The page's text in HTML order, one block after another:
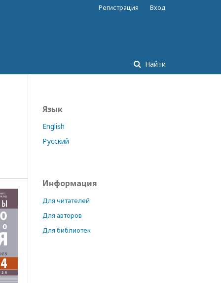
Найти
Регистрация Вход
Язык
English
Русский
Информация
Для читателей
Для авторов
Для библиотек